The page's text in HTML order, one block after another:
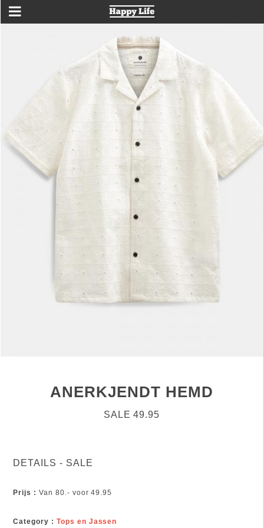
ANERKJENDT HEMD
SALE 49.95
DETAILS - SALE
Prijs : Van 80.- voor 49.95
Category : Tops en Jassen